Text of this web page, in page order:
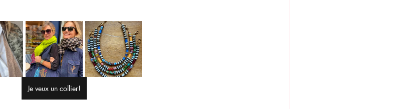
Je veux un collier!